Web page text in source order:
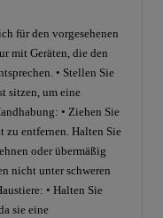
für den vorgesehenen
mit Geräten, die den
• Stellen Sie
sitzen, um eine
• Ziehen Sie
zu entfernen. Halten Sie
oder übermäßig
nicht unter schweren
• Halten Sie
sie eine